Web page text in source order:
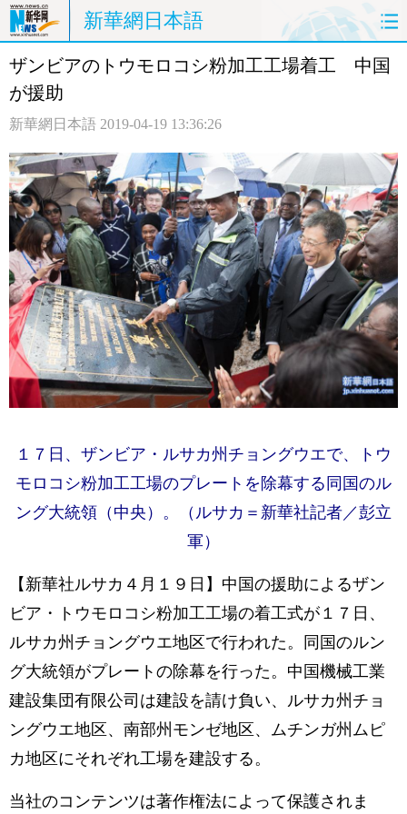
新華網日本語
ホームページ 政治 経済
観光 評論 写真
中日対訳
ザンビアのトウモロコシ粉加工工場着工 中国
が援助
新華網日本語 2019-04-19 13:36:26
１７日、ザンビア・ルサカ州チョングウエで、トウ
モロコシ粉加工工場のプレートを除幕する同国のル
ング大統領（中央）。（ルサカ＝新華社記者／彭立
軍）
【新華社ルサカ４月１９日】中国の援助によるザン
ビア・トウモロコシ粉加工工場の着工式が１７日、
ルサカ州チョングウエ地区で行われた。同国のルン
グ大統領がプレートの除幕を行った。中国機械工業
建設集団有限公司は建設を請け負い、ルサカ州チョ
ングウエ地区、南部州モンゼ地区、ムチンガ州ムピ
カ地区にそれぞれ工場を建設する。
当社のコンテンツは著作権法によって保護されま